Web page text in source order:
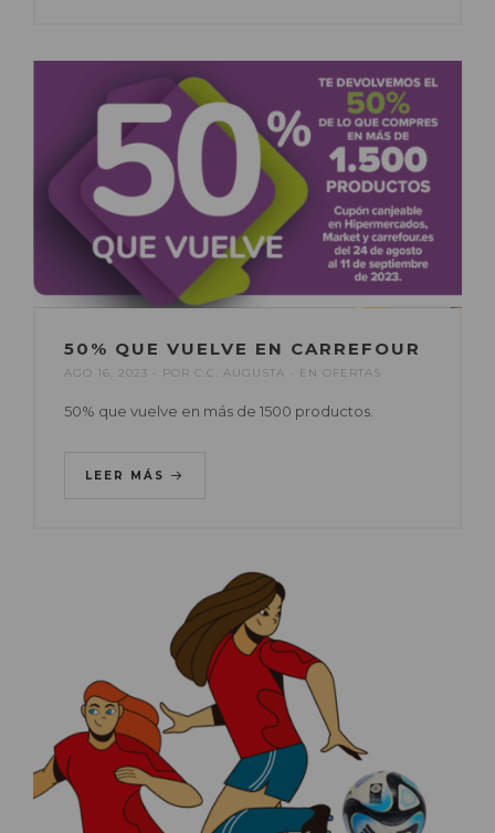
50% QUE VUELVE EN CARREFOUR
AGO 16, 2023 POR C.C. AUGUSTA EN OFERTAS
50% que vuelve en más de 1500 productos.
LEER MÁS